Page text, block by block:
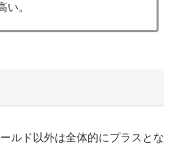
い。
ルド以外は全体的にプラスとな